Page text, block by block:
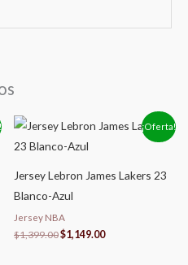
¡Oferta!
Jersey Lebron James Lakers 23
Blanco-Azul
Jersey NBA
$1,399.00
El
precio
original
$1,399.00.
$1,149.00
precio
$1,149.00.